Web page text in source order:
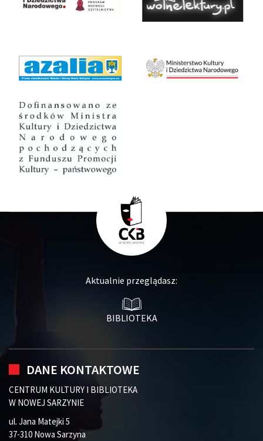
Aktualnie przeglądasz:
BIBLIOTEKA
DANE KONTAKTOWE
CENTRUM KULTURY I BIBLIOTEKA
W NOWEJ SARZYNIE
ul. Jana Matejki 5
37-310 Nowa Sarzyna